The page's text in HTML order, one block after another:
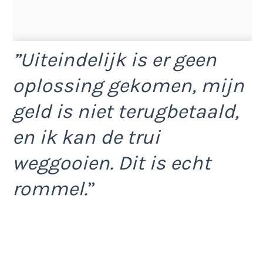
”Uiteindelijk is er geen
oplossing gekomen, mijn
geld is niet terugbetaald,
en ik kan de trui
weggooien. Dit is echt
rommel.”